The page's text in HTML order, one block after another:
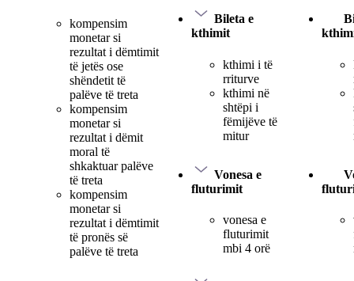
kompensim
monetar si
rezultat i dëmtimit
të jetës ose
shëndetit të
palëve të treta
kompensim
monetar si
rezultat i dëmit
moral të
shkaktuar palëve
të treta
kompensim
monetar si
rezultat i dëmtimit
të pronës së
palëve të treta
Bileta e
kthimit
kthimi i të
rriturve
kthimi në
shtëpi i
fëmijëve të
mitur
Vonesa e
fluturimit
vonesa e
fluturimit
mbi 4 orë